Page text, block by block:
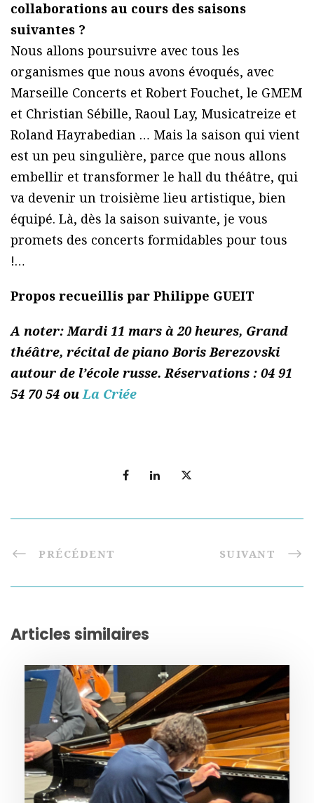
collaborations au cours des saisons
suivantes ?
Nous allons poursuivre avec tous les
organismes que nous avons évoqués, avec
Marseille Concerts et Robert Fouchet, le GMEM
et Christian Sébille, Raoul Lay, Musicatreize et
Roland Hayrabedian … Mais la saison qui vient
est un peu singulière, parce que nous allons
embellir et transformer le hall du théâtre, qui
va devenir un troisième lieu artistique, bien
équipé. Là, dès la saison suivante, je vous
promets des concerts formidables pour tous
!…
Propos recueillis par Philippe GUEIT
A noter: Mardi 11 mars à 20 heures, Grand
théâtre, récital de piano Boris Berezovski
autour de l’école russe. Réservations : 04 91
54 70 54 ouLa Criée
PRÉCÉDENT SUIVANT
Articles similaires